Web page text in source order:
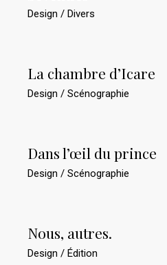
Design Divers
La chambre d’Icare
Design Scénographie
Dans l’œil du prince
Design Scénographie
Nous, autres.
Design Édition